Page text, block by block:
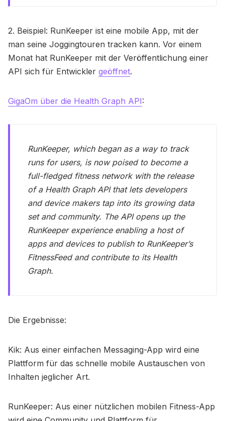
2. Beispiel: RunKeeper ist eine mobile App, mit der
man seine Joggingtouren tracken kann. Vor einem
Monat hat RunKeeper mit der Veröffentlichung einer
API sich für Entwickler geöffnet.
GigaOm über die Health Graph API:
RunKeeper, which began as a way to track
runs for users, is now poised to become a
full-fledged fitness network with the release
of a Health Graph API that lets developers
and device makers tap into its growing data
set and community. The API opens up the
RunKeeper experience enabling a host of
apps and devices to publish to RunKeeper’s
FitnessFeed and contribute to its Health
Graph.
Die Ergebnisse:
Kik: Aus einer einfachen Messaging-App wird eine
Plattform für das schnelle mobile Austauschen von
Inhalten jeglicher Art.
RunKeeper: Aus einer nützlichen mobilen Fitness-App